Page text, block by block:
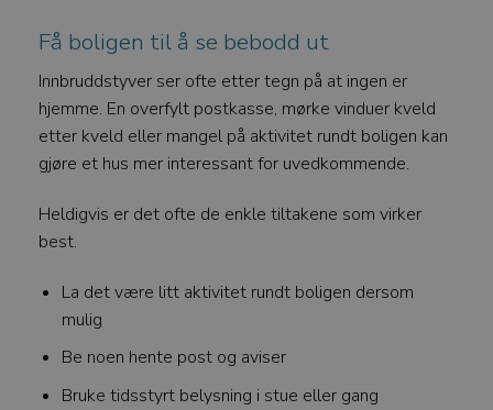
Få boligen til å se bebodd ut
Innbruddstyver ser ofte etter tegn på at ingen er
hjemme. En overfylt postkasse, mørke vinduer kveld
etter kveld eller mangel på aktivitet rundt boligen kan
gjøre et hus mer interessant for uvedkommende.
Heldigvis er det ofte de enkle tiltakene som virker
best.
La det være litt aktivitet rundt boligen dersom
mulig
Be noen hente post og aviser
Bruke tidsstyrt belysning i stue eller gang